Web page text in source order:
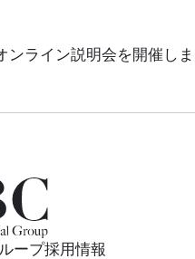
ンライン説明会を開催しま
ープ採用情報